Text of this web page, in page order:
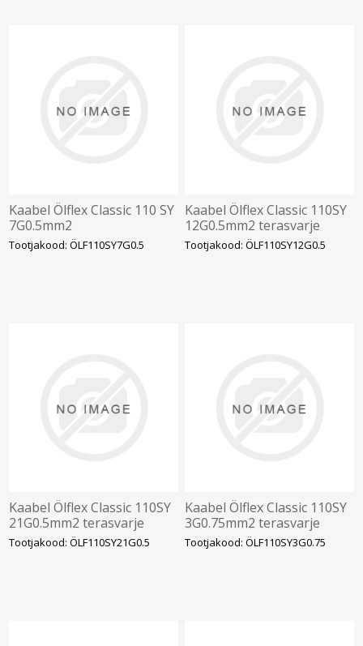
Kaabel Ölflex Classic 110 SY
7G0.5mm2
Tootjakood: ÖLF110SY7G0.5
Kaabel Ölflex Classic 110SY
12G0.5mm2 terasvarje
300/500V kiuline nr.sooned
Tootjakood: ÖLF110SY12G0.5
Kaabel Ölflex Classic 110SY
21G0.5mm2 terasvarje
300/500V kiuline nr.sooned
Tootjakood: ÖLF110SY21G0.5
Kaabel Ölflex Classic 110SY
3G0.75mm2 terasvarje
300/500V kiuline nr.sooned
Tootjakood: ÖLF110SY3G0.75